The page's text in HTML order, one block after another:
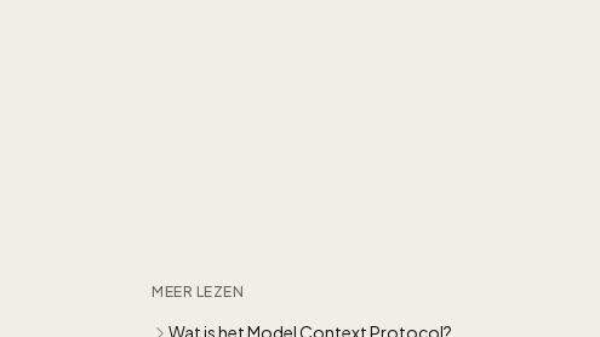
MEER LEZEN
Wat is het Model Context Protocol?